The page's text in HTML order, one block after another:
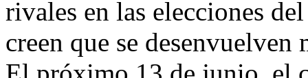
rivales en las elecciones
creen que se